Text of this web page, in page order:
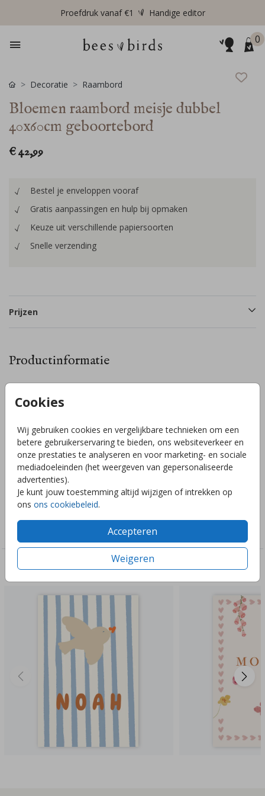
Proefdruk vanaf €1 Handige editor
0
Cookies
Wij gebruiken cookies en vergelijkbare technieken om een
betere gebruikerservaring te bieden, ons websiteverkeer en
onze prestaties te analyseren en voor marketing- en sociale
mediadoeleinden (het weergeven van gepersonaliseerde
advertenties).
Je kunt jouw toestemming altijd wijzigen of intrekken op
ons ons cookiebeleid.
Accepteren
Weigeren
Decoratie Raambord
Bloemen raambord meisje dubbel
40x60cm geboortebord
€ 42,99
Bestel je enveloppen vooraf
Gratis aanpassingen en hulp bij opmaken
Keuze uit verschillende papiersoorten
Snelle verzending
Prijzen
Productinformatie
Laat de hele buurt weten dat jullie kindje is geboren met dit
kindje aan en eventueel de kleuren van het design. Het bord
is een dubbel raambord dat als een makelaarsbord kan
opgeplakt worden op het raam. Formaat: 40x60cm.
Toon meer
Deze ontwerpen vind je misschien ook leuk